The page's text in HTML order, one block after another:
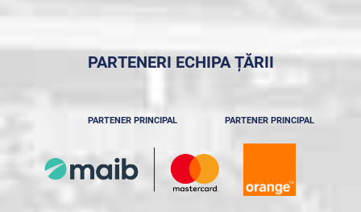
PARTENERI ECHIPA ȚĂRII
PARTENER PRINCIPAL PARTENER PRINCIPAL